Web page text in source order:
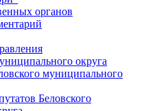
органов
округа
муниципального
Беловского